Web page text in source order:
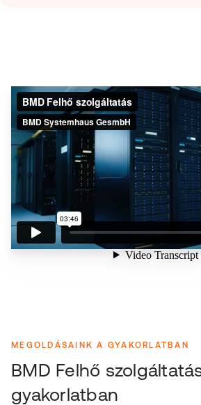
MEGOLDÁSAINK A GYAKORLATBAN
BMD Felhő
gyakorlatban